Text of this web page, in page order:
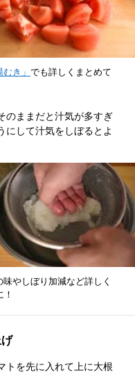
き」 でも詳しくまとめて
のままだと汁気が多すぎ
にして汁気をしぼるとよ
味やしぼり加減など詳しく
トを先に入れて上に大根